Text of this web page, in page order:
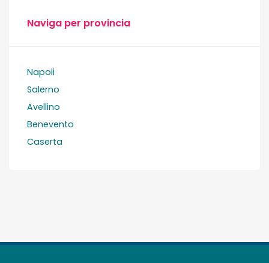
Naviga per provincia
Napoli
Salerno
Avellino
Benevento
Caserta